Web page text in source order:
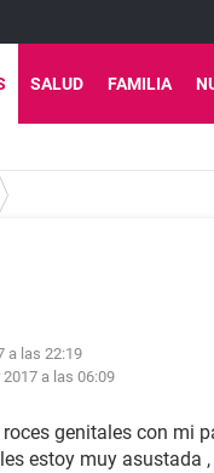
SALUD FAMILIA
a las 22:19
2017 a las 06:09
genitales con mi
estoy muy asustada